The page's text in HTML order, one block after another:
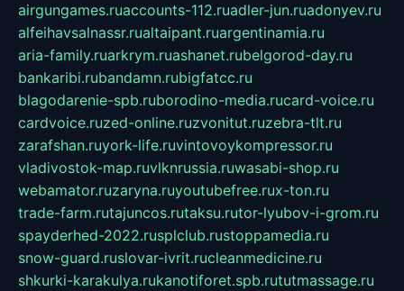
airgungames.ruaccounts-112.ruadler-jun.ruadonyev.ru
alfeihavsalnassr.rualtaipant.ruargentinamia.ru
aria-family.ruarkrym.ruashanet.rubelgorod-day.ru
bankaribi.rubandamn.rubigfatcc.ru
blagodarenie-spb.ruborodino-media.rucard-voice.ru
cardvoice.ruzed-online.ruzvonitut.ruzebra-tlt.ru
zarafshan.ruyork-life.ruvintovoykompressor.ru
vladivostok-map.ruvlknrussia.ruwasabi-shop.ru
webamator.ruzaryna.ruyoutubefree.rux-ton.ru
trade-farm.rutajuncos.rutaksu.rutor-lyubov-i-grom.ru
spayderhed-2022.rusplclub.rustoppamedia.ru
snow-guard.ruslovar-ivrit.rucleanmedicine.ru
shkurki-karakulya.rukanotiforet.spb.rututmassage.ru